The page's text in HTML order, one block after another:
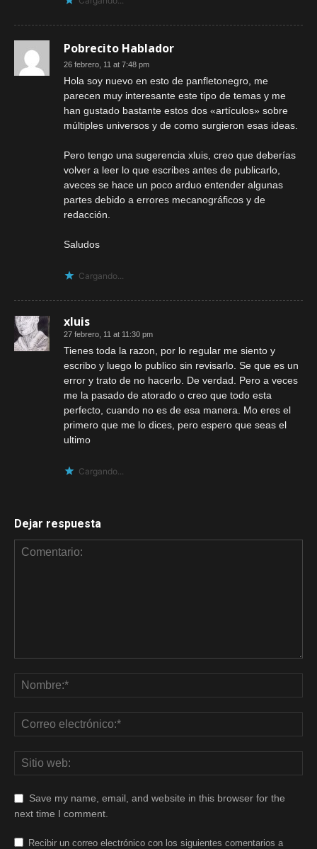
Pobrecito Hablador
26 febrero, 11 at 7:48 pm
Hola soy nuevo en esto de panfletonegro, me
parecen muy interesante este tipo de temas y me
han gustado bastante estos dos «artículos» sobre
múltiples universos y de como surgieron esas ideas.
Pero tengo una sugerencia xluis, creo que deberías
volver a leer lo que escribes antes de publicarlo,
aveces se hace un poco arduo entender algunas
partes debido a errores mecanográficos y de
redacción.
Saludos
Cargando...
xluis
27 febrero, 11 at 11:30 pm
Tienes toda la razon, por lo regular me siento y
escribo y luego lo publico sin revisarlo. Se que es un
error y trato de no hacerlo. De verdad. Pero a veces
me la pasado de atorado o creo que todo esta
perfecto, cuando no es de esa manera. Mo eres el
primero que me lo dices, pero espero que seas el
ultimo
Cargando...
Dejar respuesta
Save my name, email, and website in this browser for the
next time I comment.
Recibir un correo electrónico con los siguientes comentarios a